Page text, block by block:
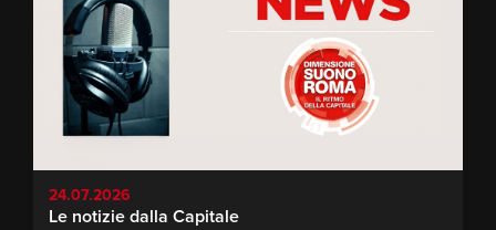
24.07.2026
Le notizie dalla Capitale